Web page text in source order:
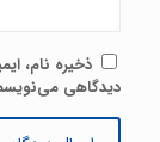
ذخیره نام،
دیدگاهی